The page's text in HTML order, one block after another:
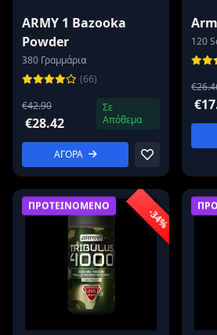
ARMY 1 Bazooka
Powder
380 Γραμμάρια
(66)
€42.90
€28.42
Σε
Απόθεμα
ΑΓΟΡΑ
120
ΠΡΟΤΕΙΝΟΜΕΝΟ
-34%